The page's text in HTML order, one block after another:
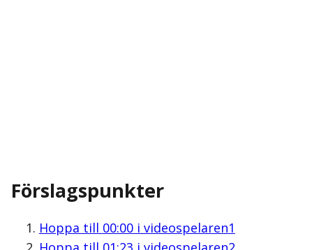
Förslagspunkter
Hoppa till 00:00i videospelaren1